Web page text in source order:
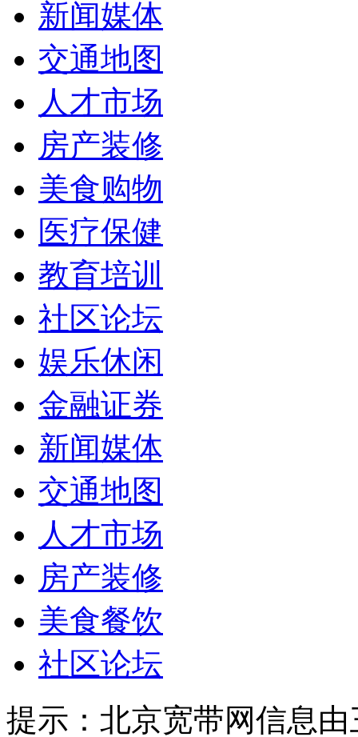
新闻媒体
交通地图
人才市场
房产装修
美食购物
医疗保健
教育培训
社区论坛
娱乐休闲
金融证券
新闻媒体
交通地图
人才市场
房产装修
美食餐饮
社区论坛
提示： 北京宽带网信息